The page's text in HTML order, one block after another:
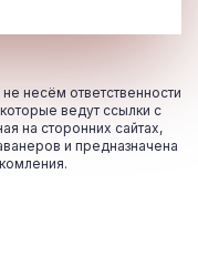
несём ответственности
ведут ссылки с
на сторонних сайтах,
и предназначена